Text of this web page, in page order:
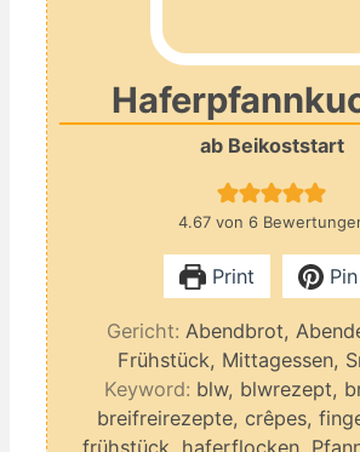
ab Beikoststart
4.67von 6
Print Pin
Gericht: Abendbrot,
Frühstück, Mittagessen,
Keyword: blw, blwrezept,
breifreirezepte, crêpes,
frühstück, haferflocken,